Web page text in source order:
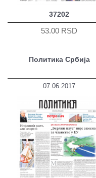
37202
53.00 RSD
Политика Србија
07.06.2017